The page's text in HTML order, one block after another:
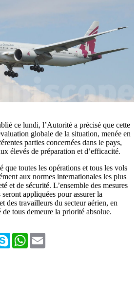
ce lundi, l’Autorité a précisé que cette
globale de la situation, menée en
parties concernées dans le pays,
élevés de préparation et d’efficacité.
que toutes les opérations et tous les vols
aux normes internationales les plus
et de sécurité. L’ensemble des mesures
seront appliquées pour assurer la
des travailleurs du secteur aérien, en
tous demeure la priorité absolue.
Skype WhatsApp